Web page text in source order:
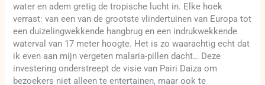
water en adem gretig de tropische lucht in. Elke hoek
verrast: van een van de grootste vlindertuinen van Europa tot
een duizelingwekkende hangbrug en een indrukwekkende
waterval van 17 meter hoogte. Het is zo waarachtig echt dat
ik even aan mijn vergeten malaria-pillen dacht… Deze
investering onderstreept de visie van Pairi Daiza om
bezoekers niet alleen te entertainen, maar ook te